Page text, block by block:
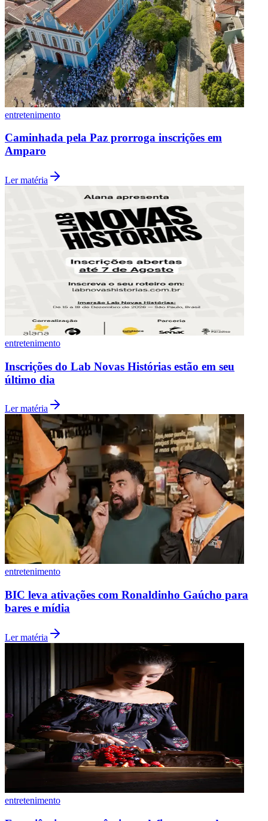
Vasco
Botafogo
Grêmio
entretenimento
Caminhada pela Paz prorroga inscrições em
Amparo
Ler matéria
entretenimento
Inscrições do Lab Novas Histórias estão em seu
último dia
Ler matéria
entretenimento
BIC leva ativações com Ronaldinho Gaúcho para
bares e mídia
Ler matéria
entretenimento